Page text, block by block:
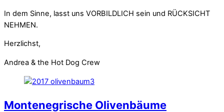
In dem Sinne, lasst uns VORBILDLICH sein und RÜCKSICHT
NEHMEN.
Herzlichst,
Andrea & the Hot Dog Crew
Montenegrische Olivenbäume